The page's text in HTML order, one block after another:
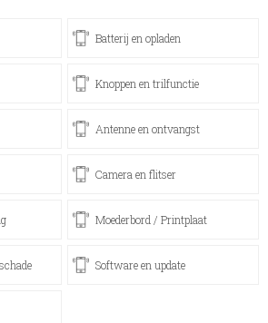
Batterij en opladen
Knoppen en trilfunctie
Antenne en ontvangst
Camera en flitser
Moederbord / Printplaat
Software en update